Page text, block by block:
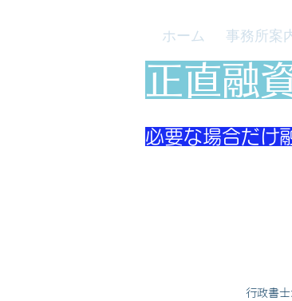
ホーム 事務所案
正直融
必要な場合だけ
行政書